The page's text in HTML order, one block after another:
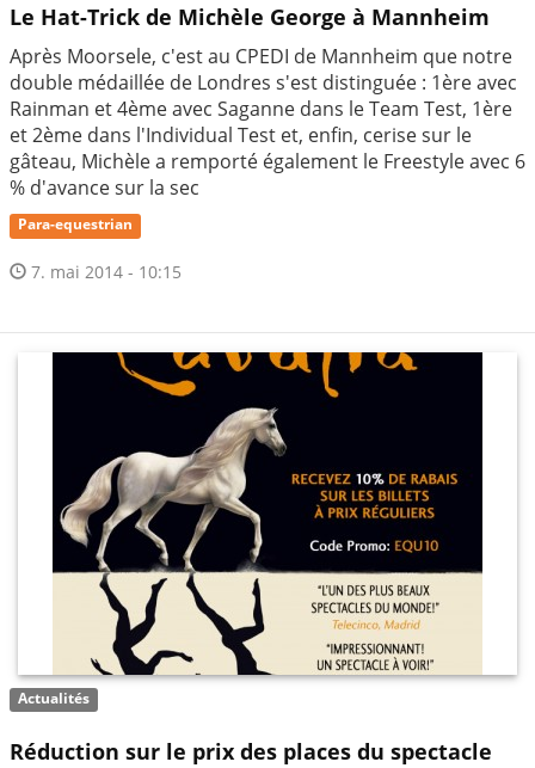
Le Hat-Trick de Michèle George à Mannheim
Après Moorsele, c'est au CPEDI de Mannheim que notre
double médaillée de Londres s'est distinguée : 1ère avec
Rainman et 4ème avec Saganne dans le Team Test, 1ère
et 2ème dans l'Individual Test et, enfin, cerise sur le
gâteau, Michèle a remporté également le Freestyle avec 6
% d'avance sur la sec
Para-equestrian
7. mai 2014 - 10:15
Actualités
Réduction sur le prix des places du spectacle